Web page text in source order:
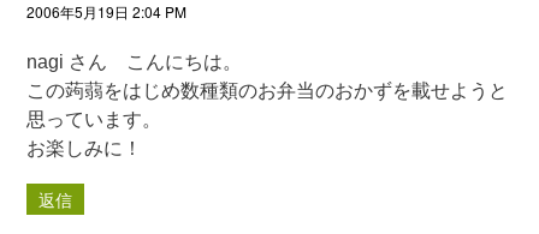
2006年5月19日 2:04 PM
nagi さん こんにちは。
この蒟蒻をはじめ数種類のお弁当のおかずを載せようと
思っています。
お楽しみに！
返信